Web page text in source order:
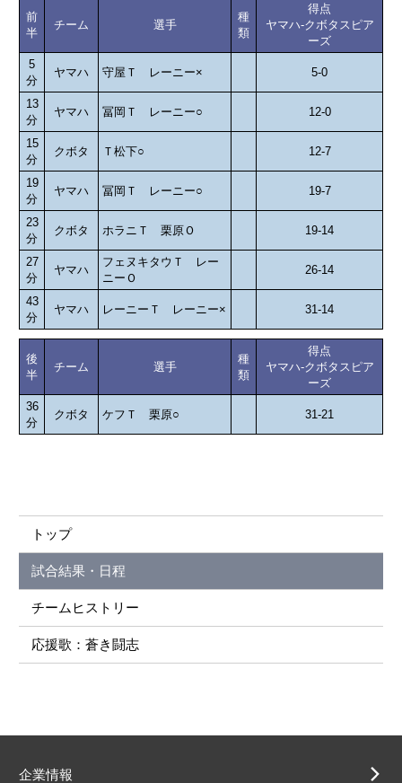
前
半
チーム 選手
種
類
得点
ヤマハ-クボタスピア
ーズ
5
分
ヤマハ 守屋Ｔ レーニー× 5-0
13
分
ヤマハ 冨岡Ｔ レーニー○ 12-0
15
分
クボタ Ｔ松下○ 12-7
19
分
ヤマハ 冨岡Ｔ レーニー○ 19-7
23
分
クボタ ホラニＴ 栗原Ｏ 19-14
27
分
ヤマハ
フェヌキタウＴ レー
ニーＯ
26-14
43
分
ヤマハ レーニーＴ レーニー× 31-14
後
半
チーム 選手
種
類
得点
ヤマハ-クボタスピア
ーズ
36
分
クボタ ケフＴ 栗原○ 31-21
トップ
試合結果・日程
チームヒストリー
応援歌：蒼き闘志
企業情報